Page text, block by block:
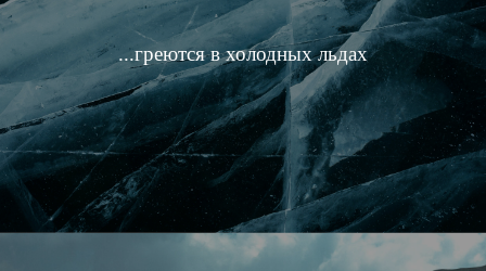
...греются в холодных льдах